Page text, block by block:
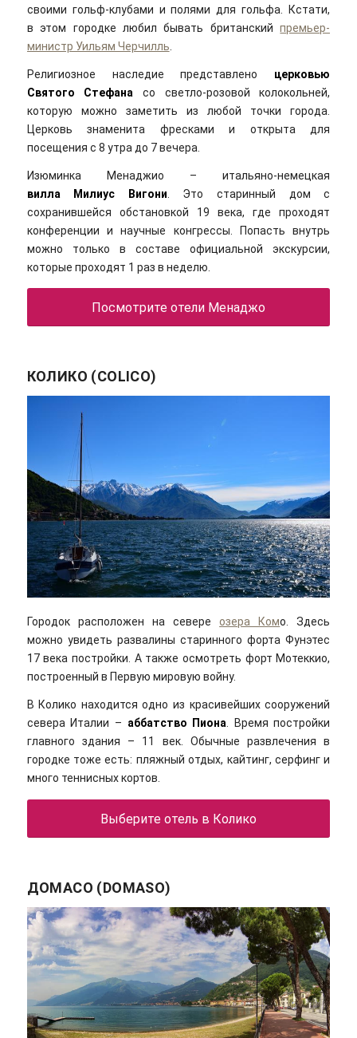
своими гольф-клубами и полями для гольфа. Кстати,
в этом городке любил бывать британскийпремьер-
министр Уильям Черчилль
Религиозное наследие представлено церковью
Святого Стефана со светло-розовой колокольней,
которую можно заметить из любой точки города.
Церковь знаменита фресками и открыта для
посещения с 8 утра до 7 вечера.
Изюминка Менаджио – итальяно-немецкая
вилла Милиус Вигони . Это старинный дом с
сохранившейся обстановкой 19 века, где проходят
конференции и научные конгрессы. Попасть внутрь
можно только в составе официальной экскурсии,
которые проходят 1 раз в неделю.
Посмотрите отели Менаджо
КОЛИКО (COLICO)
Городок расположен на севереозера Комо. Здесь
можно увидеть развалины старинного форта Фунэтес
17 века постройки. А также осмотреть форт Мотеккио,
построенный в Первую мировую войну.
В Колико находится одно из красивейших сооружений
севера Италии – аббатство Пиона . Время постройки
главного здания – 11 век. Обычные развлечения в
городке тоже есть: пляжный отдых, кайтинг, серфинг и
много теннисных кортов.
Выберите отель в Колико
ДОМАСО (DOMASO)